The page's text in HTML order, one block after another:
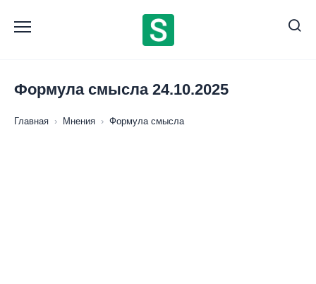
содержанию
Формула смысла 24.10.2025
Главная › Мнения › Формула смысла